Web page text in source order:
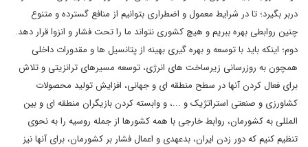
دربر بگیرد؛ تا در شرایط معمول و اضطراری بتوانیم از منافع گسترده و متنوع
چنین روابطی بهره ببریم و هیچ کشوری نتواند ما را تحت فشار و انزوا قرار دهد.
دوم؛ اینکه باید با توسعه و بهره گیری بهینه از پتانسیل ها و مقدورات داخلی
همچون به روزرسانی زیرساخت های انرژی، توسعه مسیرهای ترانزیتی و تلاش
برای فعال کردن آنها در سطح منطقه ای و جهانی، افزایش تولید محصولات
کشاورزی و صنعتی استراتژیک و ...، و وابسته کردن بازیگران منطقه ای و بین
المللی به کشورمان، روابط خارجی با همه کشورها از جمله روسیه را به نحوی
تنظیم کنیم که دور زدن ایران، بدعهدی و اعمال فشار بر کشورمان، برای آنها نیز